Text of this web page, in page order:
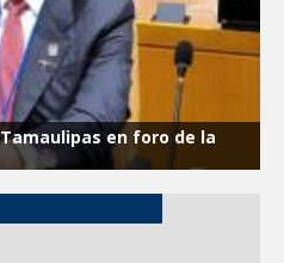
en foro de la